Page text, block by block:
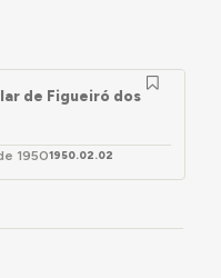
de Figueiró dos
19501950.02.02